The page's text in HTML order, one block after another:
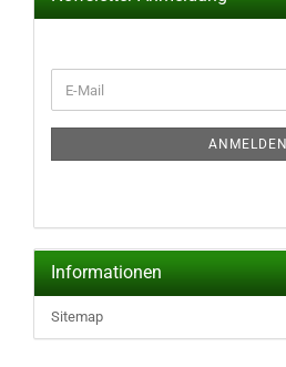
ZUR
E-
Mail
ANMELDEN
Informationen
Sitemap